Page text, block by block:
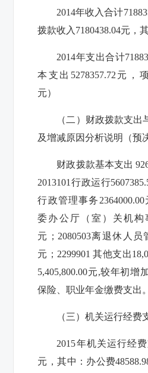
2014年收入合计
拨款收入 7180438.04元，
2014年支出合计
本支出 5278357.72 元，
元）
（二）财政拨款支
及增减原因分析说明（预
财政拨款基本支出
2013101 行政运行
行政管理事务 2364000.00
委办公厅（室）关机构
元； 2080503离退休人员
元； 2299901其他支出
5,405,800.00元,较年初增
保险、职业年金缴费支出。
（三）机关运行经费
2015年机关运行经
元，其中： 办公费